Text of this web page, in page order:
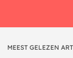
MEEST GELEZEN